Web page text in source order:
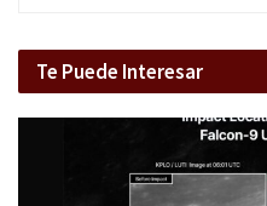
Te Puede Interesar